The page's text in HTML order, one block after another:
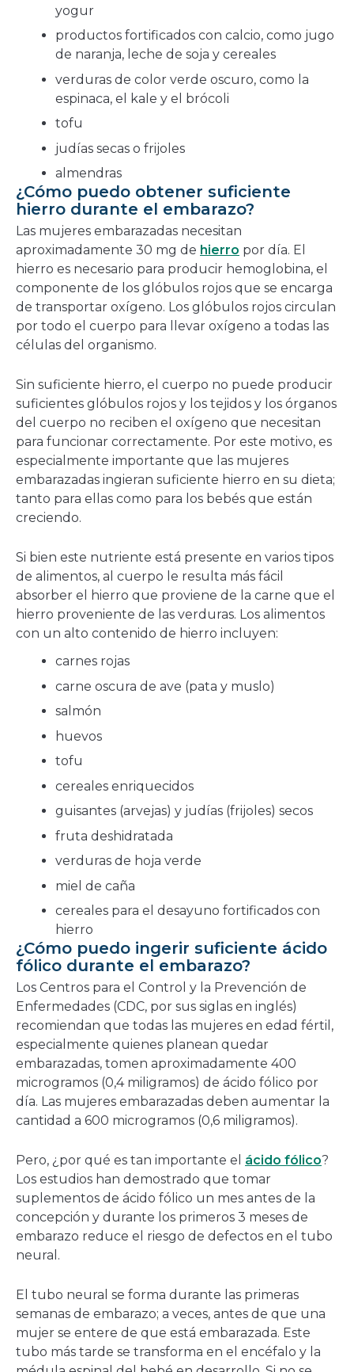
yogur
productos fortificados con calcio, como jugo
de naranja, leche de soja y cereales
verduras de color verde oscuro, como la
espinaca, el kale y el brócoli
tofu
judías secas o frijoles
almendras
¿Cómo puedo obtener suficiente
hierro durante el embarazo?
Las mujeres embarazadas necesitan
aproximadamente 30 mg de hierro por día. El
hierro es necesario para producir hemoglobina, el
componente de los glóbulos rojos que se encarga
de transportar oxígeno. Los glóbulos rojos circulan
por todo el cuerpo para llevar oxígeno a todas las
células del organismo.
Sin suficiente hierro, el cuerpo no puede producir
suficientes glóbulos rojos y los tejidos y los órganos
del cuerpo no reciben el oxígeno que necesitan
para funcionar correctamente. Por este motivo, es
especialmente importante que las mujeres
embarazadas ingieran suficiente hierro en su dieta;
tanto para ellas como para los bebés que están
creciendo.
Si bien este nutriente está presente en varios tipos
de alimentos, al cuerpo le resulta más fácil
absorber el hierro que proviene de la carne que el
hierro proveniente de las verduras. Los alimentos
con un alto contenido de hierro incluyen:
carnes rojas
carne oscura de ave (pata y muslo)
salmón
huevos
tofu
cereales enriquecidos
guisantes (arvejas) y judías (frijoles) secos
fruta deshidratada
verduras de hoja verde
miel de caña
cereales para el desayuno fortificados con
hierro
¿Cómo puedo ingerir suficiente ácido
fólico durante el embarazo?
Los Centros para el Control y la Prevención de
Enfermedades (CDC, por sus siglas en inglés)
recomiendan que todas las mujeres en edad fértil,
especialmente quienes planean quedar
embarazadas, tomen aproximadamente 400
microgramos (0,4 miligramos) de ácido fólico por
día. Las mujeres embarazadas deben aumentar la
cantidad a 600 microgramos (0,6 miligramos).
Pero, ¿por qué es tan importante el ácido fólico?
Los estudios han demostrado que tomar
suplementos de ácido fólico un mes antes de la
concepción y durante los primeros 3 meses de
embarazo reduce el riesgo de defectos en el tubo
neural.
El tubo neural se forma durante las primeras
semanas de embarazo; a veces, antes de que una
mujer se entere de que está embarazada. Este
tubo más tarde se transforma en el encéfalo y la